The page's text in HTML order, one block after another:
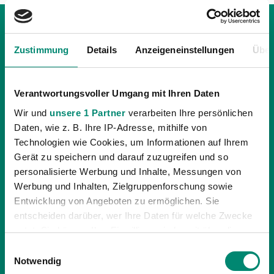
Zustimmung Details Anzeigeneinstellungen
Verantwortungsvoller Umgang mit Ihren Daten
Wir und unsere 1 Partner verarbeiten Ihre persönlichen
Daten, wie z. B. Ihre IP-Adresse, mithilfe von
Technologien wie Cookies, um Informationen auf Ihrem
Gerät zu speichern und darauf zuzugreifen und so
personalisierte Werbung und Inhalte, Messungen von
Werbung und Inhalten, Zielgruppenforschung sowie
Entwicklung von Angeboten zu ermöglichen. Sie
entscheiden darüber, wer Ihre Daten für welche Zwecke
nutzt. Sie können Ihre Einwilligung jederzeit über die
Trigger Symbol ändern oder widerrufen
Notwendig
27.03.2023| AKADEMIE, UNKATEGORISIERT
5 PUNKTE IM DERBY GEGEN DEN LASK
in der ÖFB Jugendliga.